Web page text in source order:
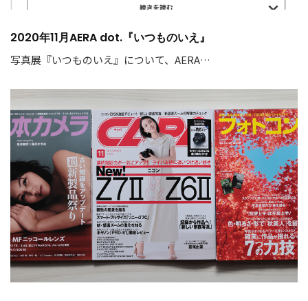
2020年11月AERA dot.『いつものいえ』
写真展『いつものいえ』について、AERA…